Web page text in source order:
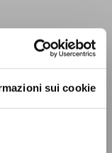
sui cookie